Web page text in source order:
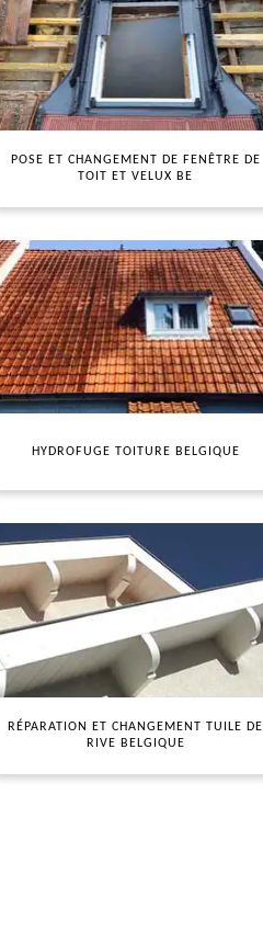
POSE ET CHANGEMENT DE FENÊTRE DE
TOIT ET VELUX BE
HYDROFUGE TOITURE BELGIQUE
RÉPARATION ET CHANGEMENT TUILE DE
RIVE BELGIQUE